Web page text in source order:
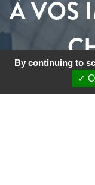
À VOS
By continuing to
✓